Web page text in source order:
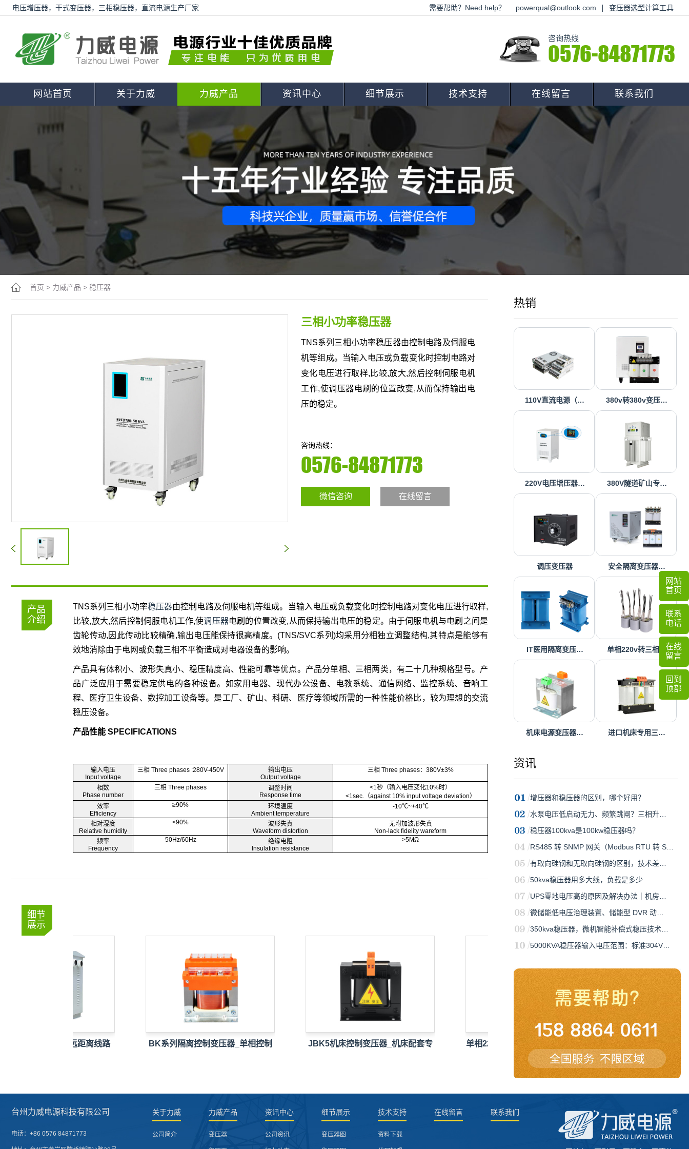
电压增压器，干式变压器，三相稳压器，直流电源生产厂家 需要帮助？Need help？ powerqual@outlook.com 变压器选型计算工具
咨询热线
0576-84871773
网站首页 关于力威 力威产品 资讯中心 细节展示 技术支持 在线留言 联系我们
热销
110V直流电源（… 380v转380v变压…
220V电压增压器… 380V隧道矿山专…
调压变压器 安全隔离变压器…
IT医用隔离变压… 单相220v转三相…
机床电源变压器… 进口机床专用三…
资讯
增压器和稳压器的区别，哪个好用？
水泵电压低启动无力、频繁跳闸？三相升…
稳压器100kva是100kw稳压器吗？
RS485 转 SNMP 网关（Modbus RTU 转 S…
有取向硅钢和无取向硅钢的区别，技术差…
50kva稳压器用多大线，负载是多少
UPS零地电压高的原因及解决办法｜机房…
微储能低电压治理装置、储能型 DVR 动…
350kva稳压器，微机智能补偿式稳压技术…
5000KVA稳压器输入电压范围：标准304V…
首页 > 力威产品 > 稳压器
三相小功率稳压器
TNS系列三相小功率稳压器由控制电路及伺服电
机等组成。当输入电压或负载变化时控制电路对
变化电压进行取样,比较,放大,然后控制伺服电机
工作,使调压器电刷的位置改变,从而保持输出电
压的稳定。
咨询热线：
0576-84871773
微信咨询 在线留言
产品
介绍
TNS系列三相小功率稳压器由控制电路及伺服电机等组成。当输入电压或负载变化时控制电路对变化电压进行取样,
比较,放大,然后控制伺服电机工作,使调压器电刷的位置改变,从而保持输出电压的稳定。由于伺服电机与电刷之间是
齿轮传动,因此传动比较精确,输出电压能保持很高精度。(TNS/SVC系列)均采用分相独立调整结构,其特点是能够有
效地消除由于电网或负载三相不平衡造成对电器设备的影响。
产品具有体积小、波形失真小、稳压精度高、性能可靠等优点。产品分单相、三相两类，有二十几种规格型号。产
品广泛应用于需要稳定供电的各种设备。如家用电器、现代办公设备、电教系统、通信网络、监控系统、音响工
程、医疗卫生设备、数控加工设备等。是工厂、矿山、科研、医疗等领域所需的一种性能价格比，较为理想的交流
稳压设备。
产品性能 SPECIFICATIONS
输入电压
Input voltage
三相 Three phases :280V-450V
输出电压
Output voltage
三相 Three phases：380V±3%
相数
Phase number
三相 Three phases
调整时间
Response time
<1秒（输入电压变化10%时）
<1sec.（against 10% input voltage deviation）
效率
Efficiency
≥90%
环境温度
Ambient temperature
-10℃~+40℃
相对湿度
Relative humidity
<90%
波形失真
Waveform distortion
无附加波形失真
Non-lack fidelity wareform
频率
Frequency
50Hz/60Hz
绝缘电阻
Insulation resistance
>5MΩ
细节
展示
山专用升压器_远距离线路
BK系列隔离控制变压器_单相控制
JBK5机床控制变压器_机床配套专
单相220转三相380V变频器_电机调
速…
220V全自动稳压
交
台州力威电源科技有限公司
电话： +86 0576 84871773
关于力威
公司简介
力威产品
变压器
资讯中心
公司资讯
细节展示
变压器图
技术支持
资料下载
在线留言 联系我们
网站
首页
联系
电话
在线
留言
回到
顶部